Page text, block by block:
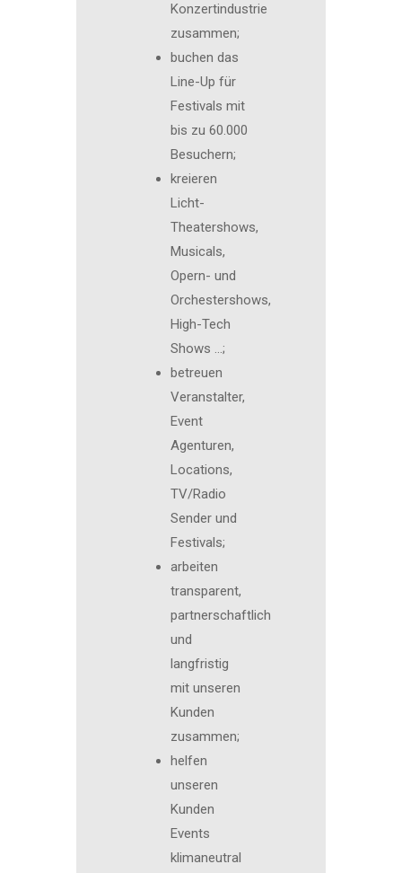
Konzertindustrie
zusammen;
buchen das
Line-Up für
Festivals mit
bis zu 60.000
Besuchern;
kreieren
Licht-
Theatershows,
Musicals,
Opern- und
Orchestershows,
High-Tech
Shows …;
betreuen
Veranstalter,
Event
Agenturen,
Locations,
TV/Radio
Sender und
Festivals;
arbeiten
transparent,
partnerschaftlich
und
langfristig
mit unseren
Kunden
zusammen;
helfen
unseren
Kunden
Events
klimaneutral